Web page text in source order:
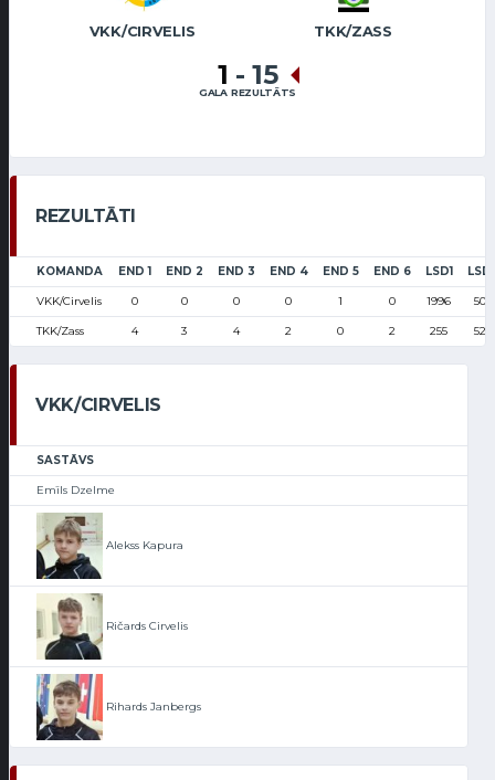
VKK/CIRVELIS TKK/ZASS
1 - 15
GALA REZULTĀTS
REZULTĀTI
KOMANDA END 1 END 2 END 3 END 4 END 5 END 6 LSD1
VKK/Cirvelis 0 0 0 0 1 0 1996 503
TKK/Zass 4 3 4 2 0 2 255 527
VKK/CIRVELIS
SASTĀVS
Emīls Dzelme
Alekss Kapura
Ričards Cirvelis
Rihards Janbergs